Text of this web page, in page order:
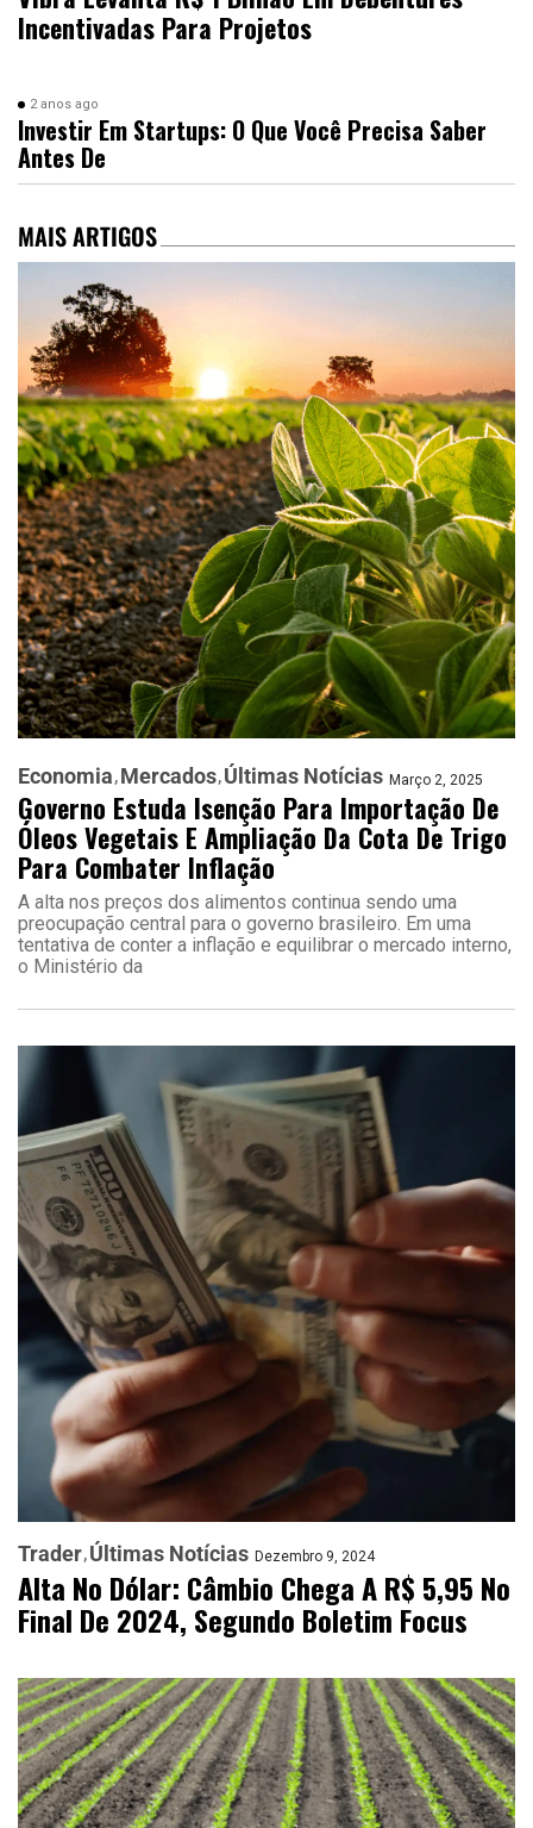
Incentivadas Para Projetos
2 anos ago
Investir Em Startups: O Que Você Precisa Saber
Antes De
MAIS ARTIGOS
Economia Mercados Últimas Notícias Março 2, 2025
Governo Estuda Isenção Para Importação De
Óleos Vegetais E Ampliação Da Cota De Trigo
Para Combater Inflação
A alta nos preços dos alimentos continua sendo uma
preocupação central para o governo brasileiro. Em uma
tentativa de conter a inflação e equilibrar o mercado interno,
o Ministério da
Trader Últimas Notícias Dezembro 9, 2024
Alta No Dólar: Câmbio Chega A R$ 5,95 No
Final De 2024, Segundo Boletim Focus